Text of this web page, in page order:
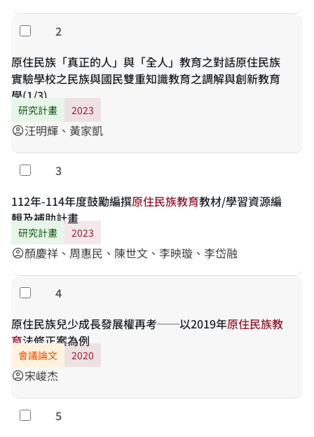
勾選
2
原住民族「真正的人」與「全人」教育之對話原住民族
實驗學校之民族與國民雙重知識教育之調解與創新教育
學(1/3)
研究計畫 2023
account_circle汪明輝、黃家凱
勾選
3
112年-114年度鼓勵編撰原住民族教育教材/學習資源編
輯及補助計畫
研究計畫 2023
account_circle顏慶祥、周惠民、陳世文、李映璇、李岱融
勾選
4
原住民族兒少成長發展權再考──以2019年原住民族教
育法修正案為例
會議論文 2020
account_circle宋峻杰
勾選
5